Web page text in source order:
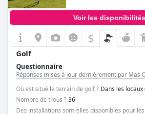
Voir les disponibilités
$
Golf
Questionnaire
Réponses mises à jour dernièrement par Mas
Où est situé le terrain de golf ? Dans les locaux
Nombre de trous ? 36
Des installations sont-elles disponibles pour